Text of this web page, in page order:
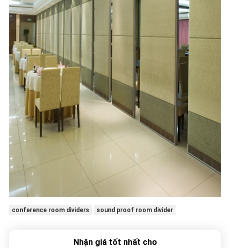
conference room dividers sound proof room divider
Nhận giá tốt nhất cho